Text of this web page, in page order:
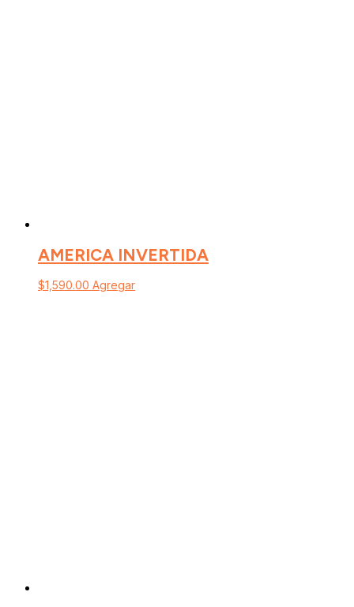
AMERICA INVERTIDA
$1,590.00 Agregar